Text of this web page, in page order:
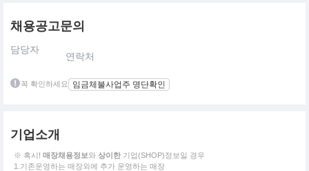
채용공고문의
담당자
연락처
꼭 확인하세요 임금체불사업주 명단확인
기업소개
※ 혹시! 매장채용정보와 상이한 기업(SHOP)정보일 경우
1.기존운영하는 매장외에 추가 운영하는 매장